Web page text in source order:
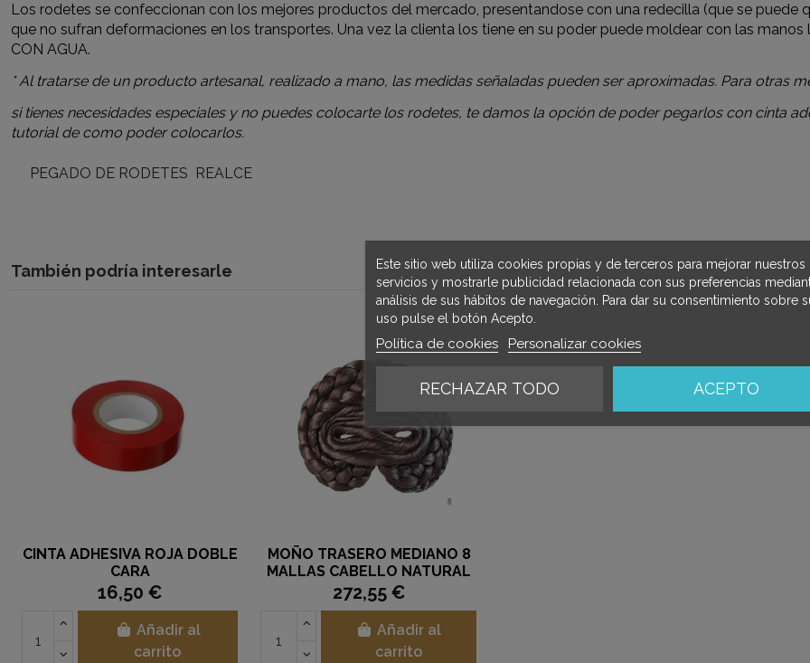
Los rodetes se confeccionan con los mejores productos del mercado, presentandose con una redecilla (que se
que no sufran deformaciones en los transportes. Una vez la clienta los tiene en su poder puede moldear con las
CON AGUA.
* Al tratarse de un producto artesanal, realizado a mano, las medidas señaladas pueden ser aproximadas. Para otras
si tienes necesidades especiales y no puedes colocarte los rodetes, te damos la opción de poder pegarlos con cinta
tutorial de como poder colocarlos.
PEGADO DE RODETES REALCE
También podría interesarle
CINTA ADHESIVA ROJA DOBLE
CARA
16,50 €
Añadir al
carrito
MOÑO TRASERO MEDIANO 8
MALLAS CABELLO NATURAL
272,55 €
Añadir al
carrito
Este sitio web utiliza cookies propias y de terceros para mejorar nuestros
servicios y mostrarle publicidad relacionada con sus preferencias
análisis de sus hábitos de navegación. Para dar su consentimiento sobre
uso pulse el botón Acepto.
Política de cookies Personalizar cookies
RECHAZAR TODO ACEPTO